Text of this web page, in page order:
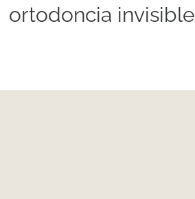
ortodoncia invisible